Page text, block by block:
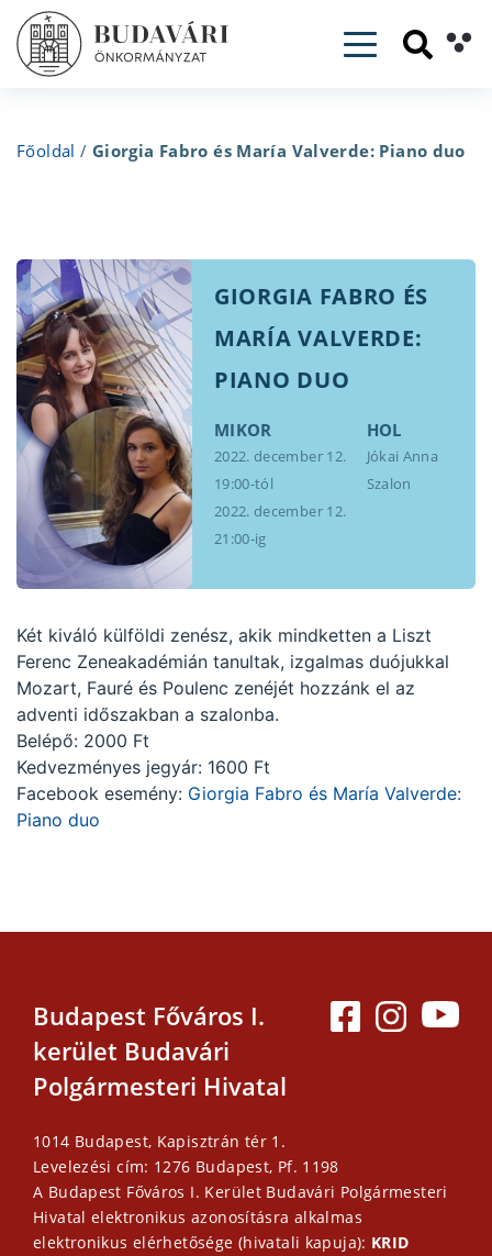
Toggle
Főoldal / Giorgia Fabro és María Valverde: Piano duo
GIORGIA FABRO ÉS
MARÍA VALVERDE:
PIANO DUO
MIKOR
2022. december 12.
19:00-tól
2022. december 12.
21:00-ig
HOL
Jókai Anna
Szalon
Két kiváló külföldi zenész, akik mindketten a Liszt
Ferenc Zeneakadémián tanultak, izgalmas duójukkal
Mozart, Fauré és Poulenc zenéjét hozzánk el az
adventi időszakban a szalonba.
Belépő: 2000 Ft
Kedvezményes jegyár: 1600 Ft
Facebook esemény: Giorgia Fabro és María Valverde:
Piano duo
Budapest Főváros I.
kerület Budavári
Polgármesteri Hivatal
1014 Budapest, Kapisztrán tér 1.
Levelezési cím: 1276 Budapest, Pf. 1198
A Budapest Főváros I. Kerület Budavári Polgármesteri
Hivatal elektronikus azonosításra alkalmas
elektronikus elérhetősége (hivatali kapuja): KRID